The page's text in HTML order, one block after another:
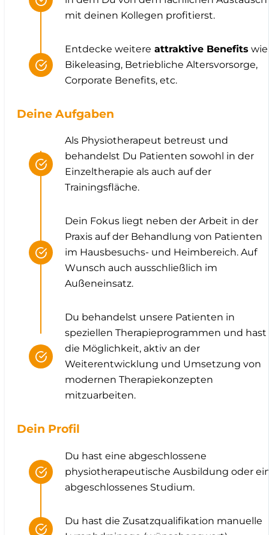
mit deinen Kollegen profitierst.
Entdecke weitere attraktive Benefits wie
Bikeleasing, Betriebliche Altersvorsorge,
Corporate Benefits, etc.
Deine Aufgaben
Als Physiotherapeut betreust und
behandelst Du Patienten sowohl in der
Einzeltherapie als auch auf der
Trainingsfläche.
Dein Fokus liegt neben der Arbeit in der
Praxis auf der Behandlung von Patienten
im Hausbesuchs- und Heimbereich. Auf
Wunsch auch ausschließlich im
Außeneinsatz.
Du behandelst unsere Patienten in
speziellen Therapieprogrammen und hast
die Möglichkeit, aktiv an der
Weiterentwicklung und Umsetzung von
modernen Therapiekonzepten
mitzuarbeiten.
Dein Profil
Du hast eine abgeschlossene
physiotherapeutische Ausbildung oder
abgeschlossenes Studium.
Du hast die Zusatzqualifikation manuelle